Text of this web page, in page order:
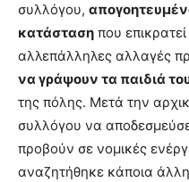
συλλόγου,
κατάσταση που
αλλεπάλληλες αλλαγές
να γράψουν τα παιδιά
της πόλης. Μετά την
συλλόγου να
προβούν σε νομικές
αναζητήθηκε κάποια